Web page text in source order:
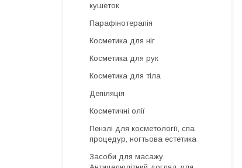
кушеток
Парафінотерапія
Косметика для ніг
Косметика для рук
Косметика для тіла
Депіляція
Косметичні олії
Пензлі для косметології, спа
процедур, ногтьова естетика
Засоби для масажу.